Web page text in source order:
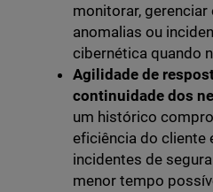
monitorar,
anomalias ou
cibernética quando
Agilidade de
continuidade dos
um histórico
eficiência do cliente
incidentes de
menor tempo